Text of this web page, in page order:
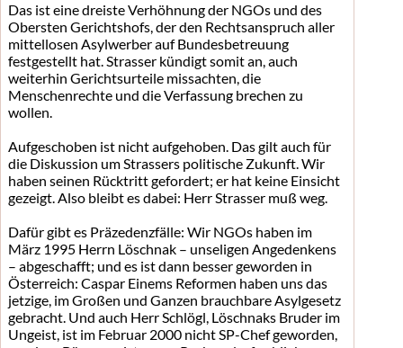
Das ist eine dreiste Verhöhnung der NGOs und des
Obersten Gerichtshofs, der den Rechtsanspruch aller
mittellosen Asylwerber auf Bundesbetreuung
festgestellt hat. Strasser kündigt somit an, auch
weiterhin Gerichtsurteile missachten, die
Menschenrechte und die Verfassung brechen zu
wollen.
Aufgeschoben ist nicht aufgehoben. Das gilt auch für
die Diskussion um Strassers politische Zukunft. Wir
haben seinen Rücktritt gefordert; er hat keine Einsicht
gezeigt. Also bleibt es dabei: Herr Strasser muß weg.
Dafür gibt es Präzedenzfälle: Wir NGOs haben im
März 1995 Herrn Löschnak – unseligen Angedenkens
– abgeschafft; und es ist dann besser geworden in
Österreich: Caspar Einems Reformen haben uns das
jetzige, im Großen und Ganzen brauchbare Asylgesetz
gebracht. Und auch Herr Schlögl, Löschnaks Bruder im
Ungeist, ist im Februar 2000 nicht SP-Chef geworden,